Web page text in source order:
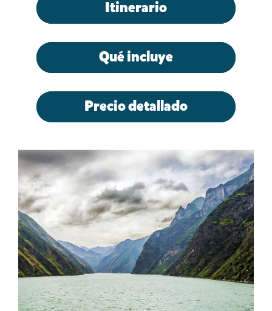
Itinerario
Qué incluye
Precio detallado